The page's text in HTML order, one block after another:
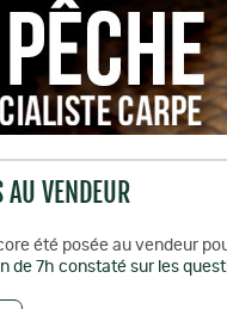
AU VENDEUR
été posée au vendeur
de 7h constaté sur les